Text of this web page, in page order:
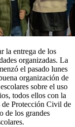
la entrega de los
organizadas. La
el pasado lunes
organización de
sobre el uso
todos ellos con la
Protección Civil de
de los grandes